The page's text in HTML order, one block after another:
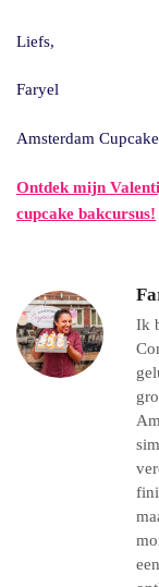
Liefs,
Faryel
Amsterdam
Ontdek mijn
cupcake bakcursus!
Ik